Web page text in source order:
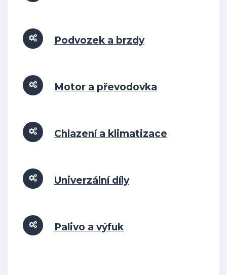
Podvozek a brzdy
Motor a převodovka
Chlazení a klimatizace
Univerzální díly
Palivo a výfuk